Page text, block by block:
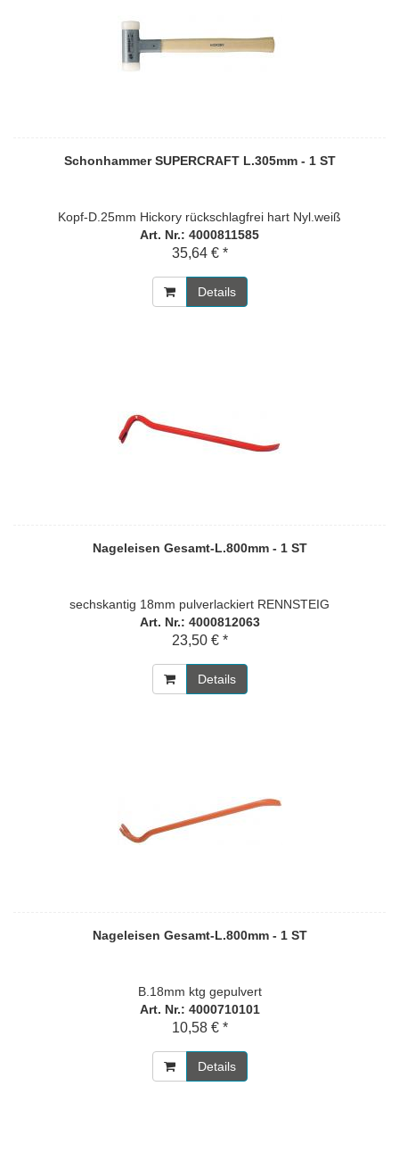
Schonhammer SUPERCRAFT L.305mm - 1 ST
Kopf-D.25mm Hickory rückschlagfrei hart Nyl.weiß
Art. Nr.: 4000811585
35,64 € *
Details
Nageleisen Gesamt-L.800mm - 1 ST
sechskantig 18mm pulverlackiert RENNSTEIG
Art. Nr.: 4000812063
23,50 € *
Details
Nageleisen Gesamt-L.800mm - 1 ST
B.18mm ktg gepulvert
Art. Nr.: 4000710101
10,58 € *
Details